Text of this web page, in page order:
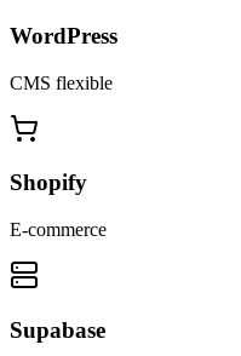
WordPress
CMS flexible
Shopify
E-commerce
Supabase